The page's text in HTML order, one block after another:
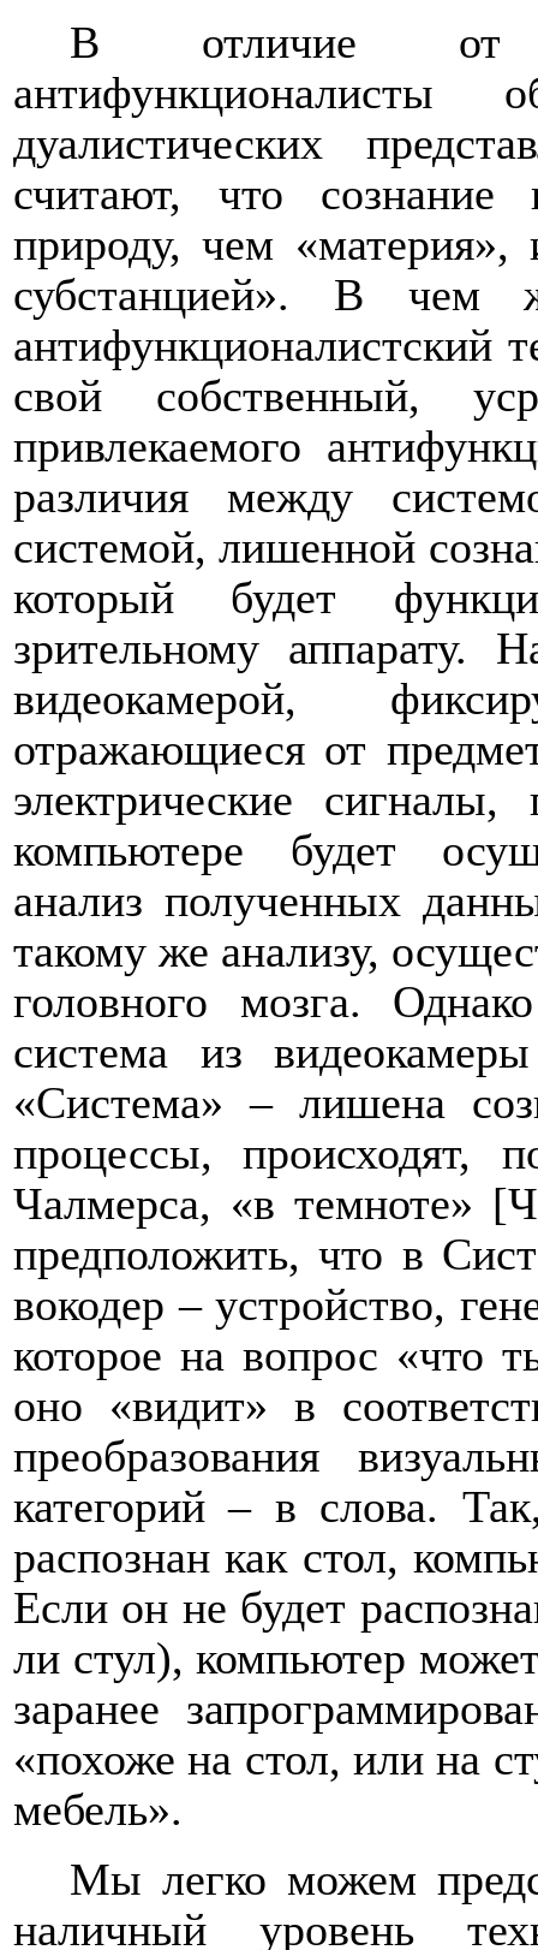
В отличие от
антифункционалисты
дуалистических
считают, что сознание
природу, чем «материя»,
субстанцией». В чем
антифункционалистский
свой собственный,
привлекаемого
различия между
системой, лишенной
который будет
зрительному аппарату.
видеокамерой,
отражающиеся от
электрические
компьютере будет
анализ полученных
такому же анализу,
головного мозга.
система из
«Система» – лишена
процессы, происходят,
Чалмерса, «в темноте»
предположить, что в
вокодер – устройство,
которое на вопрос «что
оно «видит» в
преобразования
категорий – в слова.
распознан как стол,
Если он не будет
ли стул), компьютер
заранее
«похоже на стол, или на
мебель».
Мы легко можем
наличный уровень